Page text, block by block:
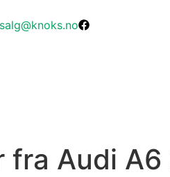
salg@knoks.no
fra Audi